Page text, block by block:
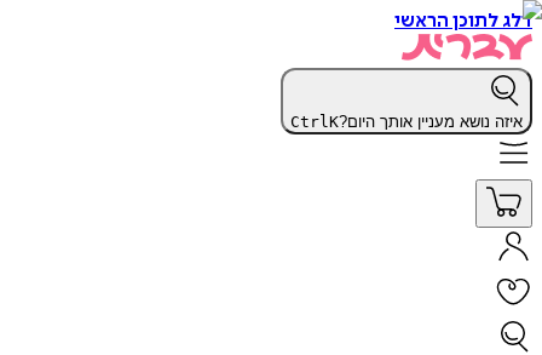
דלג לתוכן הראשי
איזה נושא מעניין אותך היום? CtrlK